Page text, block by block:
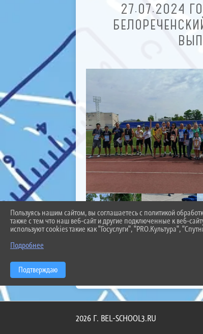
27.07.2024
2026 Г. BEL-SCHOOL3.RU
Пользуясь нашим сайтом, вы соглашаетесь с политикой
также с тем что наш веб-сайт и другие подключенные к веб-
используют cookies такие как "Госуслуги", "PRO.Культура",
Подробнее
Подтверждаю